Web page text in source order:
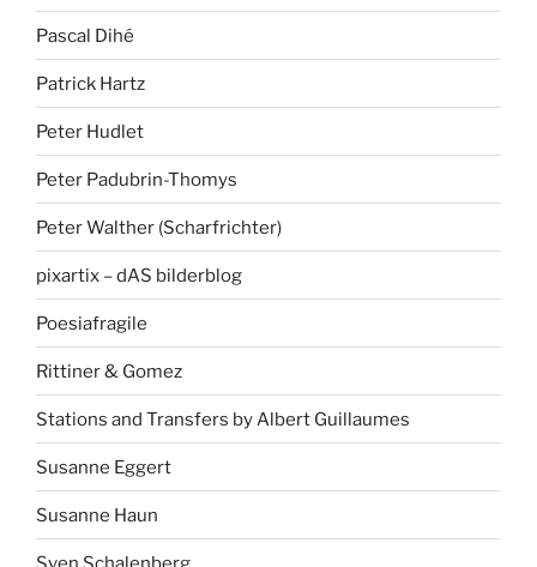
Pascal Dihé
Patrick Hartz
Peter Hudlet
Peter Padubrin-Thomys
Peter Walther (Scharfrichter)
pixartix – dAS bilderblog
Poesiafragile
Rittiner & Gomez
Stations and Transfers by Albert Guillaumes
Susanne Eggert
Susanne Haun